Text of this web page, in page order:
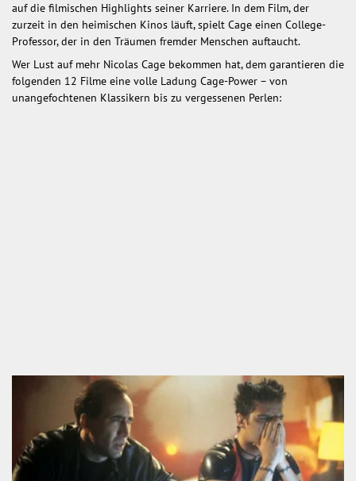
auf die filmischen Highlights seiner Karriere. In dem Film, der
zurzeit in den heimischen Kinos läuft, spielt Cage einen College-
Professor, der in den Träumen fremder Menschen auftaucht.
Wer Lust auf mehr Nicolas Cage bekommen hat, dem garantieren die
folgenden 12 Filme eine volle Ladung Cage-Power – von
unangefochtenen Klassikern bis zu vergessenen Perlen: